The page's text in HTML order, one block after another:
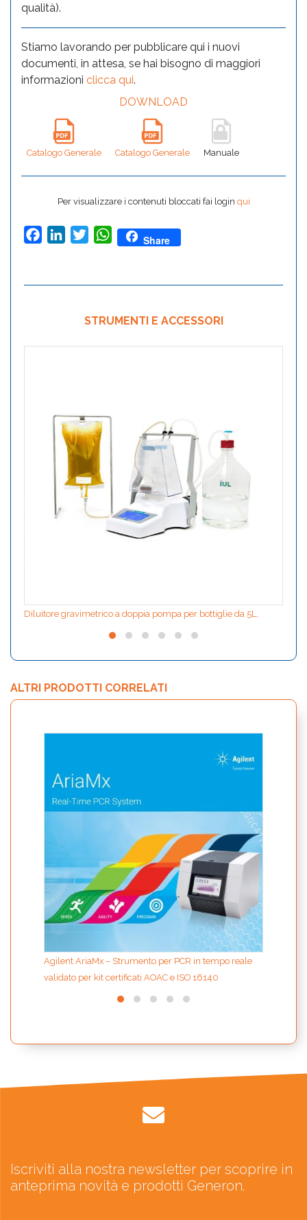
qualità).
Stiamo lavorando per pubblicare qui i nuovi
documenti, in attesa, se hai bisogno di maggiori
informazioni clicca qui.
DOWNLOAD
Catalogo Generale Catalogo Generale Manuale
Per visualizzare i contenuti bloccati fai login qui
FacebookLinkedInTwitterWhatsApp
Share
STRUMENTI E ACCESSORI
Diluitore gravimetrico a doppia pompa per bottiglie da 5L,
ALTRI PRODOTTI CORRELATI
Agilent AriaMx – Strumento per PCR in tempo reale
validato per kit certificati AOAC e ISO 16140
Iscriviti alla nostra newsletter per scoprire in
anteprima novità e prodotti Generon.